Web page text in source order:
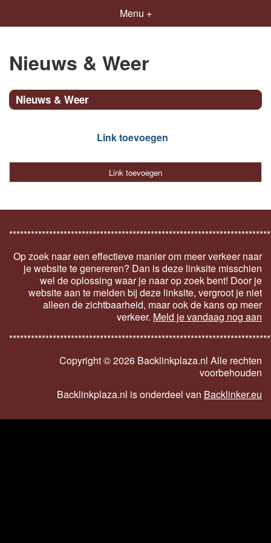
Menu +
Nieuws & Weer
Nieuws & Weer
Link toevoegen
Link toevoegen
Op zoek naar een effectieve manier om meer verkeer naar
je website te genereren? Dan is deze linksite misschien
wel de oplossing waar je naar op zoek bent! Door je
website aan te melden bij deze linksite, vergroot je niet
alleen de zichtbaarheid, maar ook de kans op meer
verkeer. Meld je vandaag nog aan
Copyright ©2026 Backlinkplaza.nl Alle rechten
voorbehouden
Backlinkplaza.nl is onderdeel van Backlinker.eu